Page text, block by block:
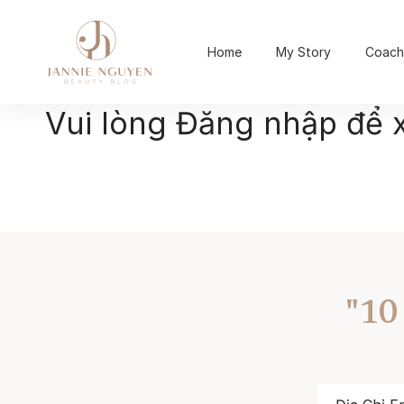
Home My Story
Vui lòng Đăng nhập để
"10